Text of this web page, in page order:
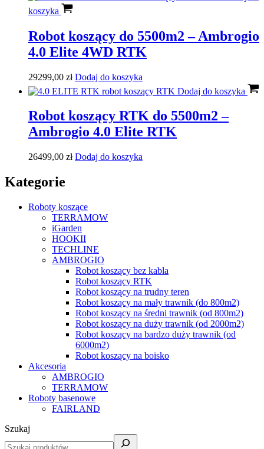
koszyka
Robot koszący do 5500m2 – Ambrogio
4.0 Elite 4WD RTK
29299,00 zł Dodaj do koszyka
Dodaj do koszyka
Robot koszący RTK do 5500m2 –
Ambrogio 4.0 Elite RTK
26499,00 zł Dodaj do koszyka
Kategorie
Roboty koszące
TERRAMOW
iGarden
HOOKII
TECHLINE
AMBROGIO
Robot koszący bez kabla
Robot koszący RTK
Robot koszący na trudny teren
Robot koszący na mały trawnik (do 800m2)
Robot koszący na średni trawnik (od 800m2)
Robot koszący na duży trawnik (od 2000m2)
Robot koszący na bardzo duży trawnik (od
6000m2)
Robot koszący na boisko
Akcesoria
AMBROGIO
TERRAMOW
Roboty basenowe
FAIRLAND
Szukaj